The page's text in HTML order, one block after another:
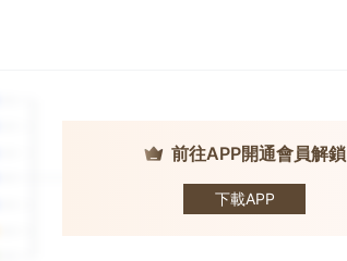
前往APP開通會員解鎖
下載APP
TD Ameritrade ·
德美利